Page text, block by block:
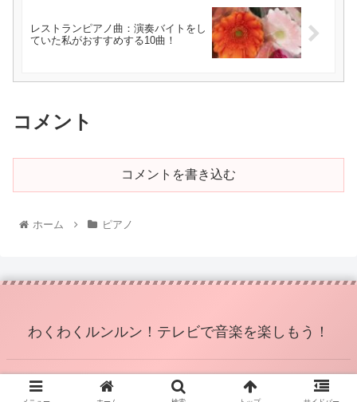
レストランピアノ曲：演奏バイトをし
ていた私がおすすめする10曲！
コメント
コメントを書き込む
ホーム ピアノ
わくわくルンルン！テレビで音楽を楽しもう！
© 2022 わくわくルンルン！テレビで音楽を楽しもう！.